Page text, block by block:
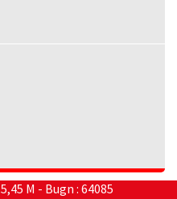
M - Bugn : 64085